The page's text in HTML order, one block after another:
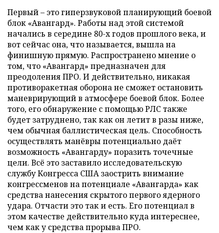
Первый – это гиперзвуковой планирующий боевой
блок «Авангард». Работы над этой системой
начались в середине 80-х годов прошлого века, и
вот сейчас она, что называется, вышла на
финишную прямую. Распространено мнение о
том, что «Авангард» предназначен для
преодоления ПРО. И действительно, никакая
противоракетная оборона не сможет остановить
маневрирующий в атмосфере боевой блок. Более
того, его обнаружение с помощью РЛС также
будет затруднено, так как он летит в разы ниже,
чем обычная баллистическая цель. Способность
осуществлять манёвры потенциально даёт
возможность «Авангарду» поразить точечные
цели. Всё это заставило исследовательскую
службу Конгресса США заострить внимание
конгрессменов на потенциале «Авангарда» как
средства нанесения скрытого первого ядерного
удара. Отчасти это так и есть. Его потенциал в
этом качестве действительно куда интереснее,
чем как у средства прорыва ПРО.